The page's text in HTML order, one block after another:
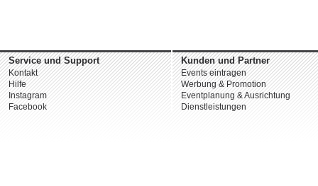
Service und Support
Kontakt
Hilfe
Instagram
Facebook
Kunden und Partner
Events eintragen
Werbung & Promotion
Eventplanung & Ausrichtung
Dienstleistungen